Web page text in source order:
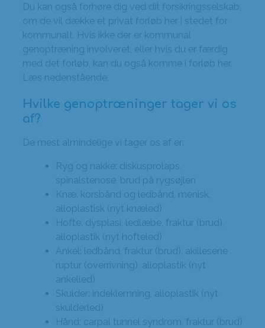
Du kan også forhøre dig ved dit forsikringsselskab,
om de vil dække et privat forløb her i stedet for
kommunalt. Hvis ikke der er kommunal
genoptræning involveret, eller hvis du er færdig
med det forløb, kan du også komme i forløb her.
Læs nedenstående.
Hvilke genoptræninger tager vi os
af?
De mest almindelige vi tager os af er:
Ryg og nakke: diskusprolaps,
spinalstenose, brud på rygsøjlen
Knæ: korsbånd og ledbånd, menisk,
alloplastisk (nyt knæled)
Hofte: dysplasi, ledlæbe, fraktur (brud),
alloplastik (nyt hofteled)
Ankel: ledbånd, fraktur (brud), akillesene
ruptur (overrivning), alloplastik (nyt
ankelled)
Skulder: indeklemning, alloplastik (nyt
skulderled)
Hånd: carpal tunnel syndrom, fraktur (brud)